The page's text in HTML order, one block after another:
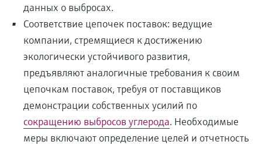
данных о выбросах.
Соответствие цепочек поставок: ведущие
компании, стремящиеся к достижению
экологически устойчивого развития,
предъявляют аналогичные требования к своим
цепочкам поставок, требуя от поставщиков
демонстрации собственных усилий по
сокращению выбросов углерода. Необходимые
меры включают определение целей и отчетность